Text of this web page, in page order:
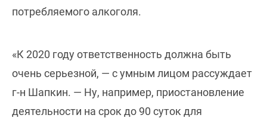
потребляемого алкоголя.
«К 2020 году ответственность должна быть
очень серьезной, — с умным лицом рассуждает
г-н Шапкин. — Ну, например, приостановление
деятельности на срок до 90 суток для